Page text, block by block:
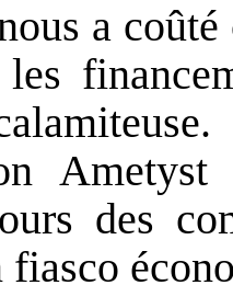
a coûté
des
fiasco